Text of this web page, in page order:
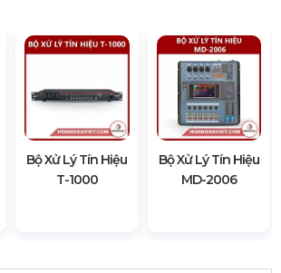
Bộ Xử Lý Tín Hiệu
T-1000
Bộ Xử Lý Tín Hiệu
MD-2006